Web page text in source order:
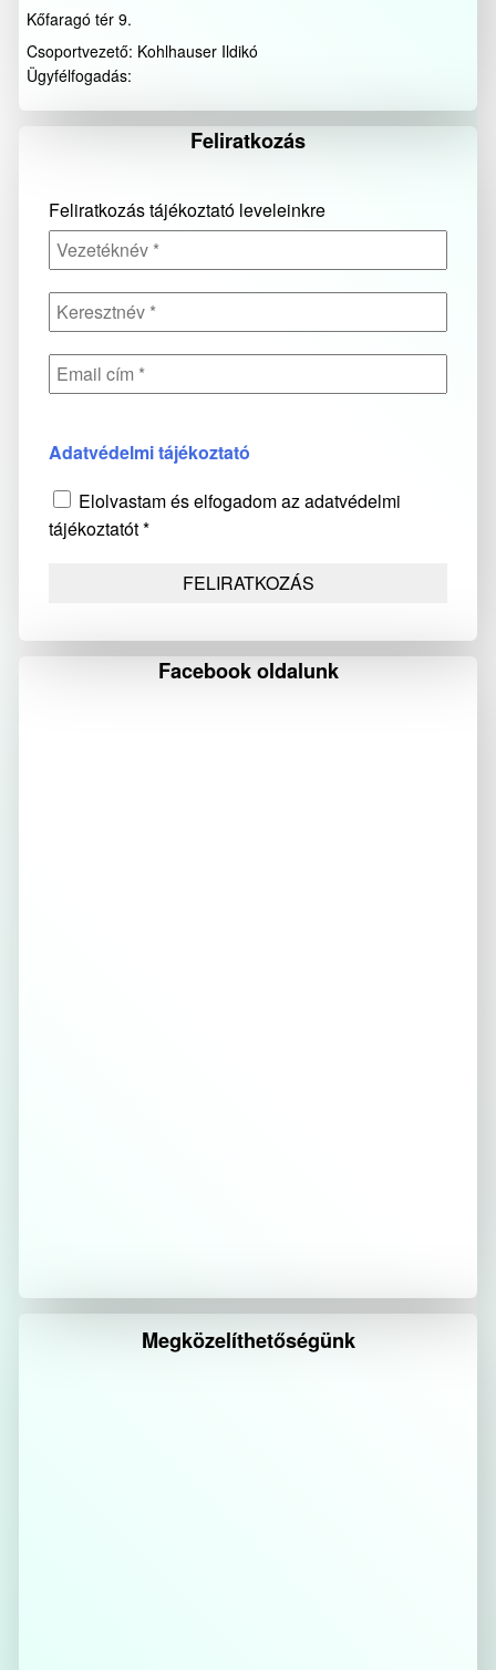
Kőfaragó tér 9.
Csoportvezető: Kohlhauser Ildikó
Ügyfélfogadás:
Feliratkozás
Feliratkozás tájékoztató leveleinkre
Adatvédelmi tájékoztató
Elolvastam és elfogadom az adatvédelmi
tájékoztatót *
Facebook oldalunk
Megközelíthetőségünk